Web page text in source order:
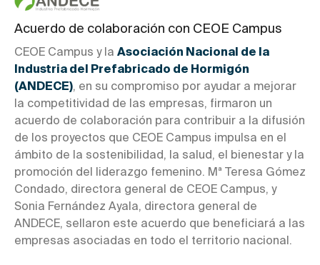
Acuerdo de colaboración con CEOE Campus
CEOE Campus y la Asociación Nacional de la
Industria del Prefabricado de Hormigón
(ANDECE), en su compromiso por ayudar a mejorar
la competitividad de las empresas, firmaron un
acuerdo de colaboración para contribuir a la difusión
de los proyectos que CEOE Campus impulsa en el
ámbito de la sostenibilidad, la salud, el bienestar y la
promoción del liderazgo femenino. Mª Teresa Gómez
Condado, directora general de CEOE Campus, y
Sonia Fernández Ayala, directora general de
ANDECE, sellaron este acuerdo que beneficiará a las
empresas asociadas en todo el territorio nacional.